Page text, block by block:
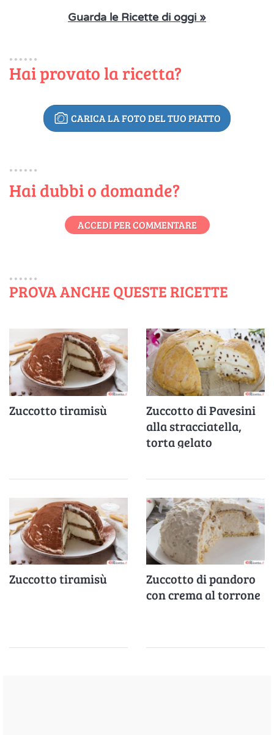
Guarda le Ricette di oggi »
Hai provato la ricetta?
CARICA LA FOTO DEL TUO PIATTO
Hai dubbi o domande?
ACCEDI PER COMMENTARE
PROVA ANCHE QUESTE RICETTE
Zuccotto tiramisù
Zuccotto di Pavesini
alla stracciatella,
torta gelato
Zuccotto tiramisù
Zuccotto di pandoro
con crema al torrone